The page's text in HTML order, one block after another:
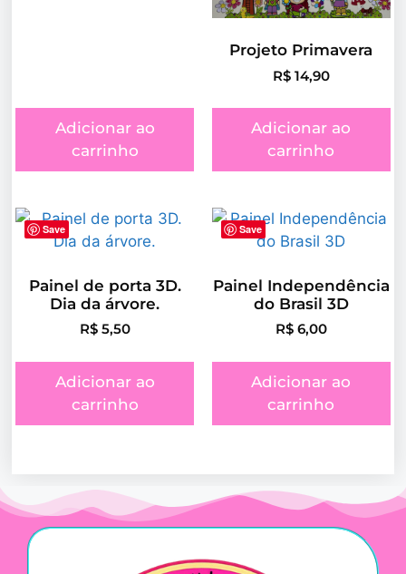
Adicionar ao
carrinho
Projeto Primavera
R$14,90
Adicionar ao
carrinho
Save
Painel de porta 3D.
Dia da árvore.
R$5,50
Adicionar ao
carrinho
Save
Painel Independência
do Brasil 3D
R$6,00
Adicionar ao
carrinho